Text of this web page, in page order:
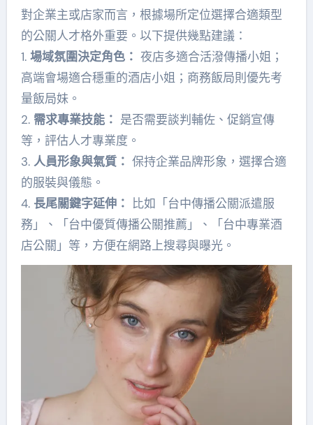
對企業主或店家而言，根據場所定位選擇合適類型
的公關人才格外重要。以下提供幾點建議：
1. 場域氛圍決定角色： 夜店多適合活潑傳播小姐；
高端會場適合穩重的酒店小姐；商務飯局則優先考
量飯局妹。
2. 需求專業技能： 是否需要談判輔佐、促銷宣傳
等，評估人才專業度。
3. 人員形象與氣質： 保持企業品牌形象，選擇合適
的服裝與儀態。
4. 長尾關鍵字延伸： 比如「台中傳播公關派遣服
務」、「台中優質傳播公關推薦」、「台中專業酒
店公關」等，方便在網路上搜尋與曝光。